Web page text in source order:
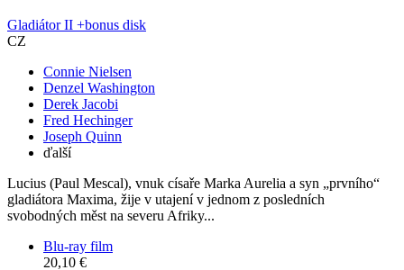
Gladiátor II +bonus disk
CZ
Connie Nielsen
Denzel Washington
Derek Jacobi
Fred Hechinger
Joseph Quinn
ďalší
Lucius (Paul Mescal), vnuk císaře Marka Aurelia a syn „prvního“
gladiátora Maxima, žije v utajení v jednom z posledních
svobodných měst na severu Afriky...
Blu-ray film
20,10 €